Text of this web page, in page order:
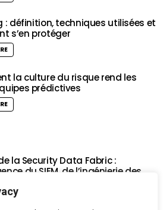
: définition, techniques utilisées et
s’en protéger
la culture du risque rend les
prédictives
la Security Data Fabric :
du SIEM, de l’ingénierie des